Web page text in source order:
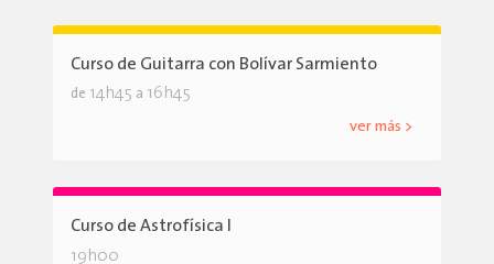
Curso de Guitarra con Bolívar Sarmiento
de 14h45 a 16h45
ver más >
Curso de Astrofísica I
19h00